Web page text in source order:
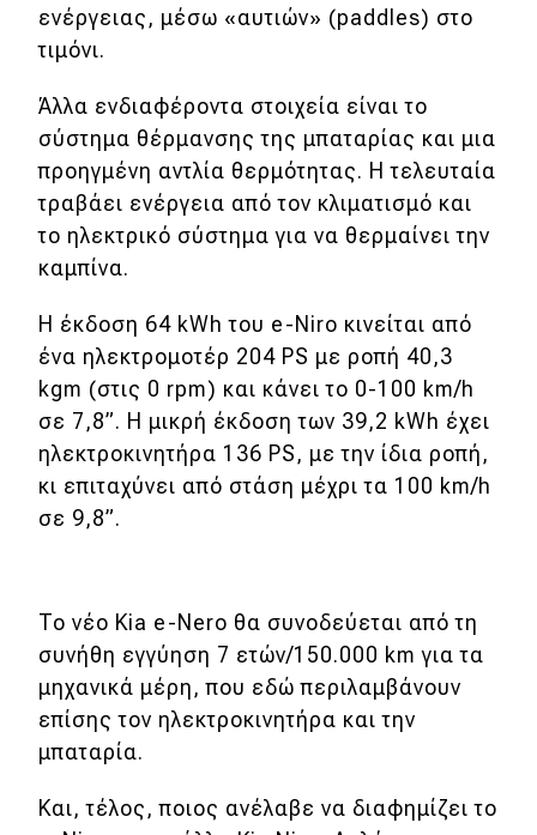
Formula 1
Motorsport
Eco
Νέα
Τεχνολογία
Mobility
Σταθμοί φόρτισης
Classic
DRIVE Away
MOTO
Μεταχειρισμένο
ενέργειας, μέσω «αυτιών» (paddles) στο
τιμόνι.
Άλλα ενδιαφέροντα στοιχεία είναι το
σύστημα θέρμανσης της μπαταρίας και μια
προηγμένη αντλία θερμότητας. Η τελευταία
τραβάει ενέργεια από τον κλιματισμό και
το ηλεκτρικό σύστημα για να θερμαίνει την
καμπίνα.
Η έκδοση 64 kWh του e-Niro κινείται από
ένα ηλεκτρομοτέρ 204 PS με ροπή 40,3
kgm (στις 0 rpm) και κάνει το 0-100 km/h
σε 7,8”. H μικρή έκδοση των 39,2 kWh έχει
ηλεκτροκινητήρα 136 PS, με την ίδια ροπή,
κι επιταχύνει από στάση μέχρι τα 100 km/h
σε 9,8”.
To νέο Kia e-Nero θα συνοδεύεται από τη
συνήθη εγγύηση 7 ετών/150.000 km για τα
μηχανικά μέρη, που εδώ περιλαμβάνουν
επίσης τον ηλεκτροκινητήρα και την
μπαταρία.
Και, τέλος, ποιος ανέλαβε να διαφημίζει το